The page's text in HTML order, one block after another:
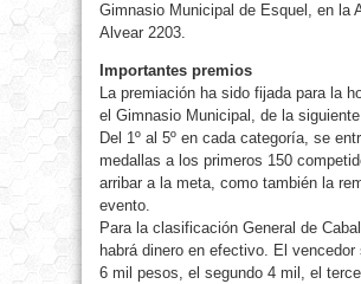
Gimnasio Municipal de Esquel, en la
Alvear 2203.
Importantes premios
La premiación ha sido fijada para la
el Gimnasio Municipal, de la
Del 1º al 5º en cada categoría, se
medallas a los primeros 150
arribar a la meta, como también la
evento.
Para la clasificación General de
habrá dinero en efectivo. El vencedor
6 mil pesos, el segundo 4 mil, el